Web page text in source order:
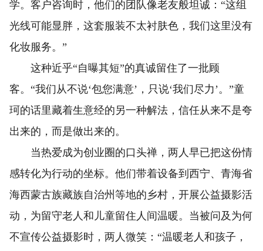
学。客户咨询时，他们的团队像老友般坦诚：“这组
光线可能显胖，这套服装不太衬肤色，我们这里没有
化妆服务。”
这种近乎“自曝其短”的真诚留住了一批顾
客。“我们从不说‘包您满意’，只说‘我们尽力’。”童
珂的话里藏着生意经的另一种解法，信任从来不是夸
出来的，而是做出来的。
当热爱成为创业圈的口头禅，两人早已把这份情
感转化为行动的坐标。他们带着设备到西宁、青海省
海西蒙古族藏族自治州等地的乡村，开展公益摄影活
动，为留守老人和儿童留住人间温暖。当被问及为何
不宣传公益摄影时，两人微笑：“温暖老人和孩子，